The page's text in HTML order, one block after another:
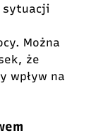
sytuacji
Można
że
wpływ na